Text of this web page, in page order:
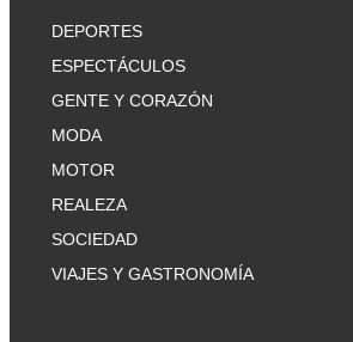
DEPORTES
ESPECTÁCULOS
GENTE Y CORAZÓN
MODA
MOTOR
REALEZA
SOCIEDAD
VIAJES Y GASTRONOMÍA